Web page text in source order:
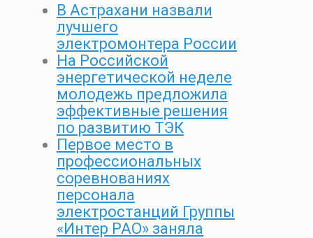
В Астрахани назвали
лучшего
электромонтера России
На Российской
энергетической неделе
молодежь предложила
эффективные решения
по развитию ТЭК
Первое место в
профессиональных
соревнованиях
персонала
электростанций Группы
«Интер РАО» заняла